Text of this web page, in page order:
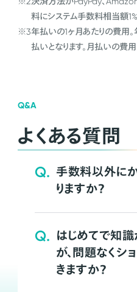
料にシステム手数料相当額1%
※3年払いの1ヶ月あたりの費用
払いとなります。月払いの費用
Q&A
よくある質問
Q. 手数料以外に
りますか？
Q. はじめてで知
が、問題なくシ
きますか？